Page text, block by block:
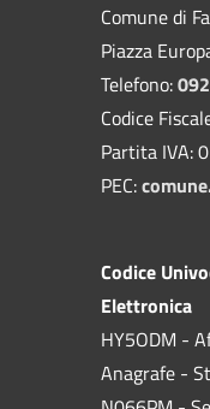
Comune di
Piazza
Telefono:
Codice
Partita IVA:
PEC:
Codice
Elettronica
HY5ODM -
Anagrafe -